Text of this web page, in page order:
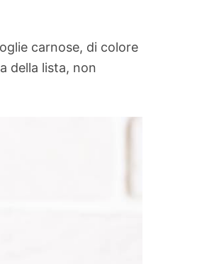
carnose, di colore
della lista, non